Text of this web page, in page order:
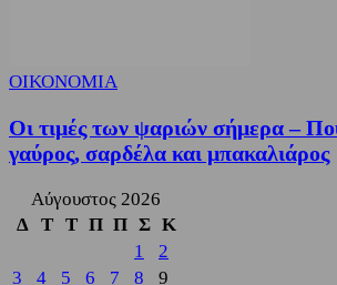
ΟΙΚΟΝΟΜΙΑ
Οι τιμές των ψαριών σήμερα –
γαύρος, σαρδέλα και μπακαλιάρος
Αύγουστος 2026
Δ
Τ Τ Π Π Σ Κ
1
2
3
4 5 6 7 8 9